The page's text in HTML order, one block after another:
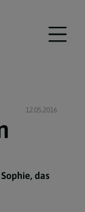
12.05.2016
das